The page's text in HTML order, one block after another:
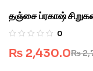
தஞ்சை ப்ரகாஷ்
0
₨
₨ 2,430.0